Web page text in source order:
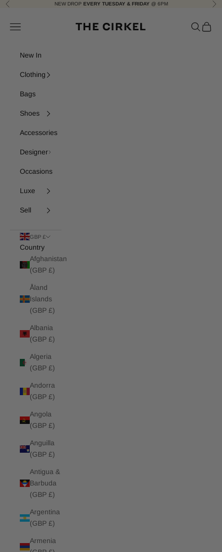
Skip to content
Previous NEW DROP EVERY TUESDAY & FRIDAY @ 6PM
Navigation menu Search
Cart
New In
Clothing
Bags
Shoes
Accessories
Designer
Occasions
Luxe
Sell
GBP £
Country
Afghanistan
(GBP £)
Åland
Islands
(GBP £)
Albania
(GBP £)
Algeria
(GBP £)
Andorra
(GBP £)
Angola
(GBP £)
Anguilla
(GBP £)
Antigua &
Barbuda
(GBP £)
Argentina
(GBP £)
Armenia